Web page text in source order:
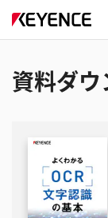
資料ダウ